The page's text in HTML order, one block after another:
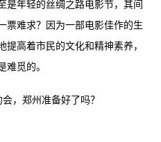
是年轻的丝绸之路电影节，其间
票难求？因为一部电影佳作的生
高着市民的文化和精神素养，
难觅的。
，郑州准备好了吗？